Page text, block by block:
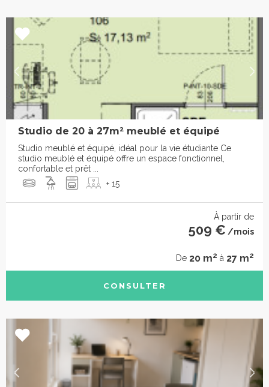
Studio de 20 à 27m² meublé et équipé
Studio meublé et équipé, idéal pour la vie étudiante Ce
studio meublé et équipé offre un espace fonctionnel,
confortable et prêt ...
+ 15
À partir de
509 € /mois
De 20 m2 à 27 m2
CONSULTER